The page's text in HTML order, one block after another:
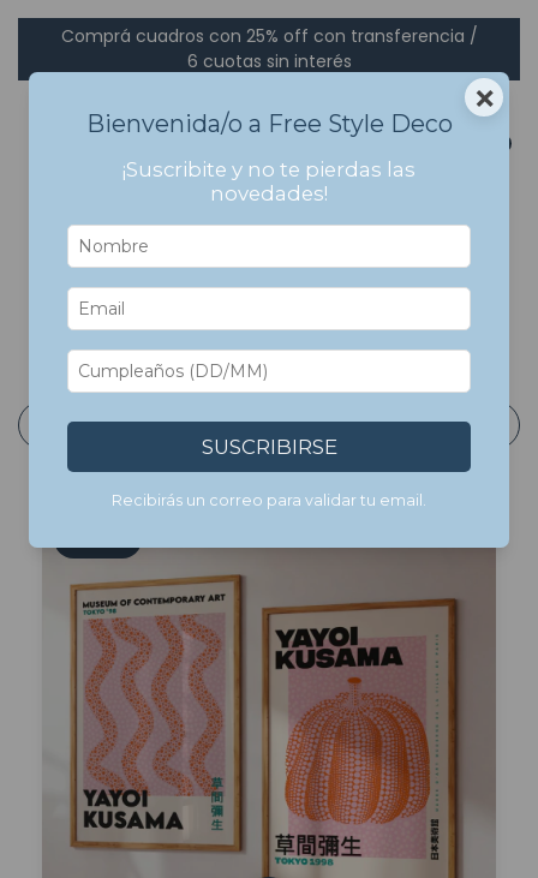
Comprá cuadros con 25% off con transferencia /
6 cuotas sin interés
Inicio > Cuadros Con Marco > Por Paleta de Colores >
Rosas
Rosas
Filtrar
×
Bienvenida/o a Free Style Deco
¡Suscribite y no te pierdas las
novedades!
SUSCRIBIRSE
Recibirás un correo para validar tu email.